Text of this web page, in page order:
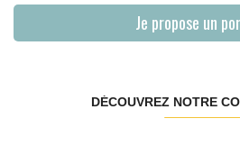
Je propose un
DÉCOUVREZ NOTRE